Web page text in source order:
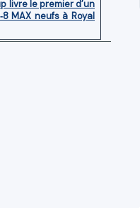
livre le premier d’un
MAX neufs à Royal